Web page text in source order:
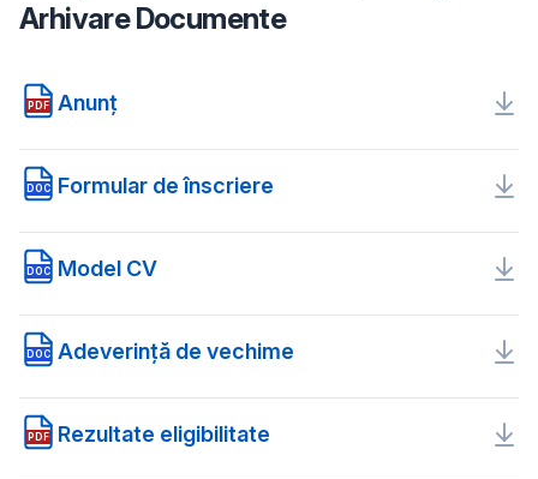
Arhivare Documente
PDF Anunț
DOC Formular de înscriere
DOC Model CV
DOC Adeverință de vechime
PDF Rezultate eligibilitate